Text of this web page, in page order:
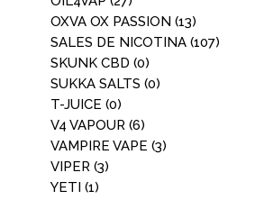
OXVA OX PASSION (13)
SALES DE NICOTINA (107)
SKUNK CBD (0)
SUKKA SALTS (0)
T-JUICE (0)
V4 VAPOUR (6)
VAMPIRE VAPE (3)
VIPER (3)
YETI (1)